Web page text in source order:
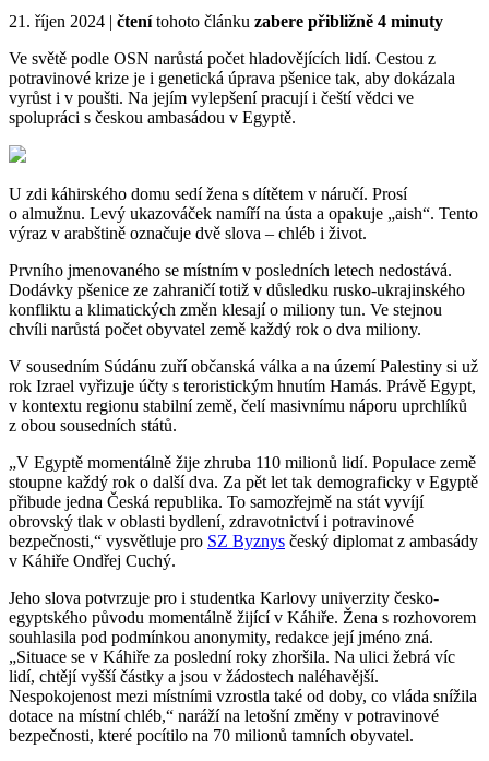
21. říjen 2024 | čtenítohoto článku zabere přibližně 4 minuty
Ve světě podle OSN narůstá počet hladovějících lidí. Cestou z
potravinové krize je i genetická úprava pšenice tak, aby dokázala
vyrůst i v poušti. Na jejím vylepšení pracují i čeští vědci ve
spolupráci s českou ambasádou v Egyptě.
U zdi káhirského domu sedí žena s dítětem v náručí. Prosí
o almužnu. Levý ukazováček namíří na ústa a opakuje „aish“. Tento
výraz v arabštině označuje dvě slova – chléb i život.
Prvního jmenovaného se místním v posledních letech nedostává.
Dodávky pšenice ze zahraničí totiž v důsledku rusko-ukrajinského
konfliktu a klimatických změn klesají o miliony tun. Ve stejnou
chvíli narůstá počet obyvatel země každý rok o dva miliony.
V sousedním Súdánu zuří občanská válka a na území Palestiny si už
rok Izrael vyřizuje účty s teroristickým hnutím Hamás. Právě Egypt,
v kontextu regionu stabilní země, čelí masivnímu náporu uprchlíků
z obou sousedních států.
„V Egyptě momentálně žije zhruba 110 milionů lidí. Populace země
stoupne každý rok o další dva. Za pět let tak demograficky v Egyptě
přibude jedna Česká republika. To samozřejmě na stát vyvíjí
obrovský tlak v oblasti bydlení, zdravotnictví i potravinové
bezpečnosti,“ vysvětluje pro SZ Byznys český diplomat z ambasády
v Káhiře Ondřej Cuchý.
Jeho slova potvrzuje pro i studentka Karlovy univerzity česko-
egyptského původu momentálně žijící v Káhiře. Žena s rozhovorem
souhlasila pod podmínkou anonymity, redakce její jméno zná.
„Situace se v Káhiře za poslední roky zhoršila. Na ulici žebrá víc
lidí, chtějí vyšší částky a jsou v žádostech naléhavější.
Nespokojenost mezi místními vzrostla také od doby, co vláda snížila
dotace na místní chléb,“ naráží na letošní změny v potravinové
bezpečnosti, které pocítilo na 70 milionů tamních obyvatel.